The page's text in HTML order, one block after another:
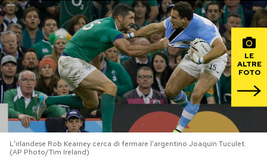
PODCAST
NEWSLETTER
I MIEI PREFERITI
SHOP
LE
ALTRE
FOTO
L'irlandese Rob Kearney cerca di fermare l'argentino Joaquin Tuculet.
(AP Photo/Tim Ireland)